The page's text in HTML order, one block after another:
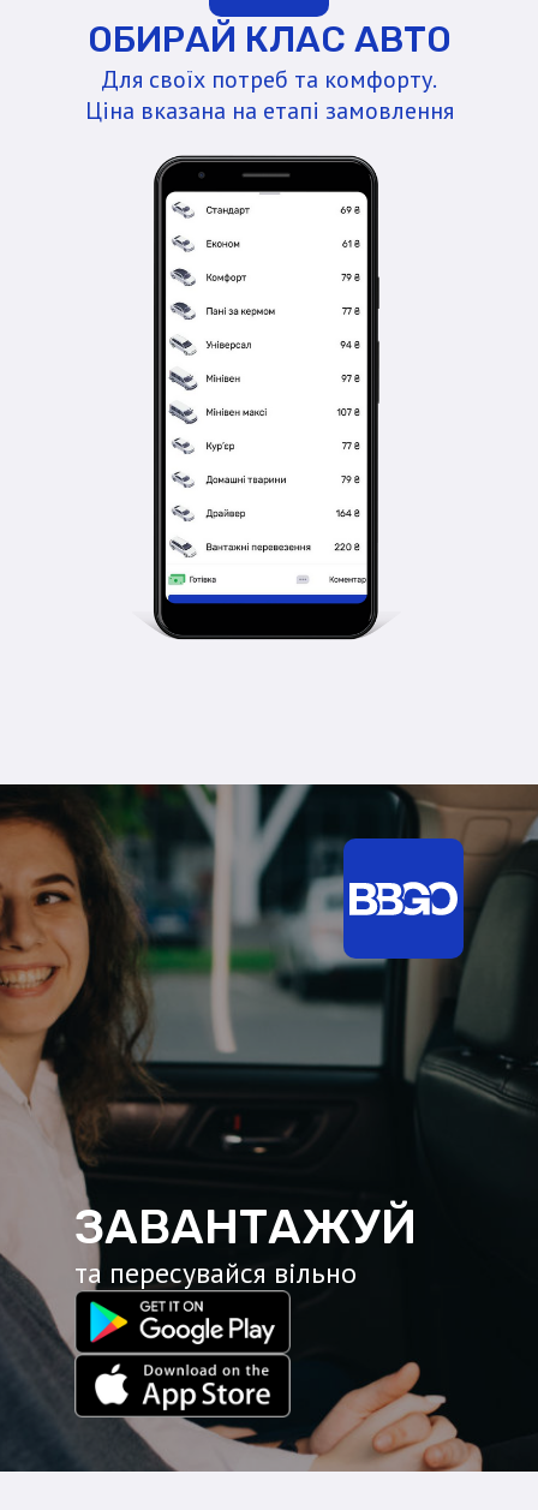
ОБИРАЙ КЛАС АВТО
Для своїх потреб та комфорту.
Ціна вказана на етапі замовлення
ЗАВАНТАЖУЙ
та пересувайся вільно